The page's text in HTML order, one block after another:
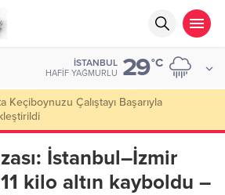
İSTANBUL
HAFIF YAĞMURLU 29°C
500 Tam Puan, YKS’de İlk 1000 Başarısı:
Eğitim Kurumları Zirvede
İstanbul–İzmir
kilo altın kayboldu –